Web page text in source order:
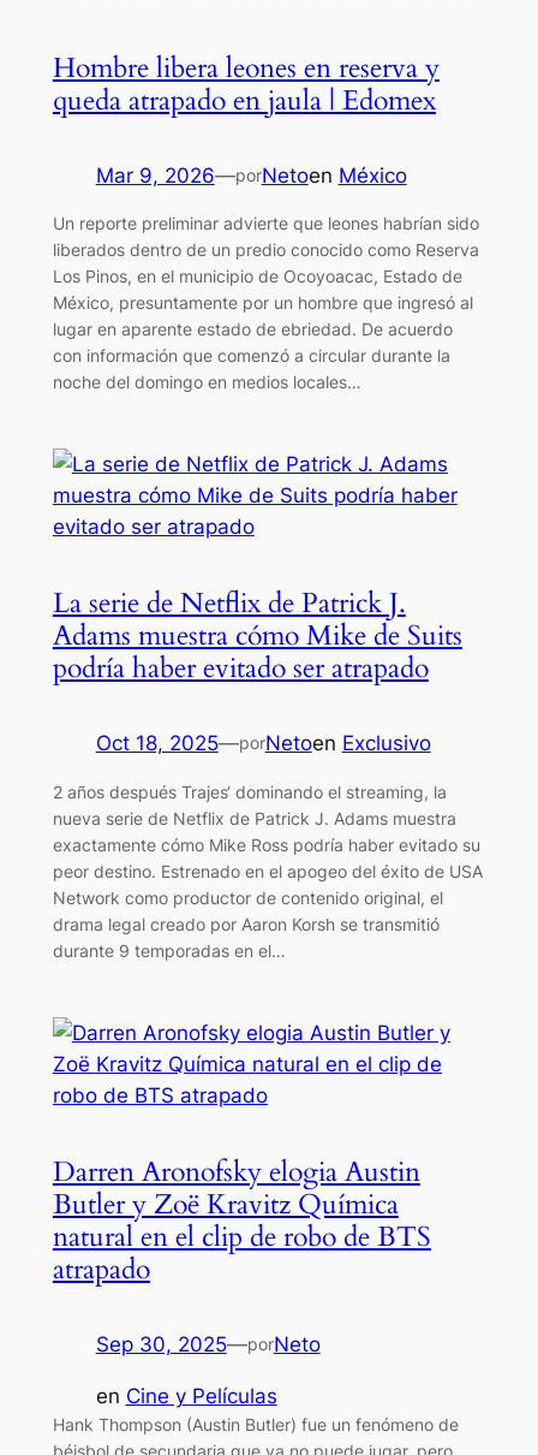
Hombre libera leones en reserva y
queda atrapado en jaula | Edomex
Mar 9, 2026—porNetoen México
Un reporte preliminar advierte que leones habrían sido
liberados dentro de un predio conocido como Reserva
Los Pinos, en el municipio de Ocoyoacac, Estado de
México, presuntamente por un hombre que ingresó al
lugar en aparente estado de ebriedad. De acuerdo
con información que comenzó a circular durante la
noche del domingo en medios locales…
La serie de Netflix de Patrick J.
Adams muestra cómo Mike de Suits
podría haber evitado ser atrapado
Oct 18, 2025—porNetoen Exclusivo
2 años después Trajes‘ dominando el streaming, la
nueva serie de Netflix de Patrick J. Adams muestra
exactamente cómo Mike Ross podría haber evitado su
peor destino. Estrenado en el apogeo del éxito de USA
Network como productor de contenido original, el
drama legal creado por Aaron Korsh se transmitió
durante 9 temporadas en el…
Darren Aronofsky elogia Austin
Butler y Zoë Kravitz Química
natural en el clip de robo de BTS
atrapado
Sep 30, 2025—porNeto
en Cine y Películas
Hank Thompson (Austin Butler) fue un fenómeno de
béisbol de secundaria que ya no puede jugar, pero